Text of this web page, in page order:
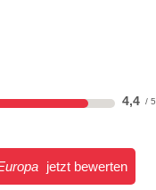
4,4
jetzt bewerten